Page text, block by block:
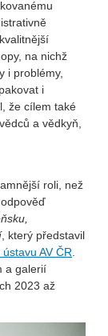
na nichž
i problémy,
i
že cílem také
a vědkyň,
roli, než
, který představil
AV ČR
a galerií
2023 až